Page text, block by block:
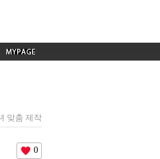
맞춤 제작
0